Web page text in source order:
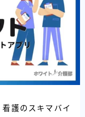
護のスキマバイ